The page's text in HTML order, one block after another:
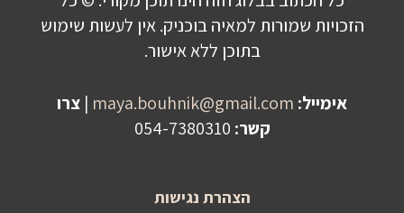
הזכויות שמורות למאיה בוכניק. אין לעשות שימוש
בתוכן ללא אישור.
אימייל: maya.bouhnik@gmail.com
| צרו
קשר:
הצהרת נגישות